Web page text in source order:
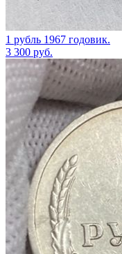
1 рубль 1967 годовик.
3 300 руб.